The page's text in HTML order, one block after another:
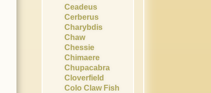
Ceadeus
Cerberus
Charybdis
Chaw
Chessie
Chimaere
Chupacabra
Cloverfield
Colo Claw Fish